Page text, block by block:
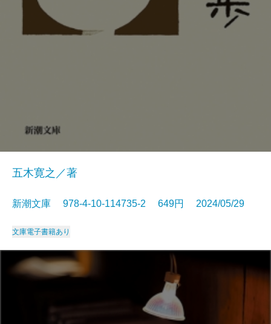
五木寛之／著
新潮文庫 978-4-10-114735-2 649円 2024/05/29
文庫電子書籍あり